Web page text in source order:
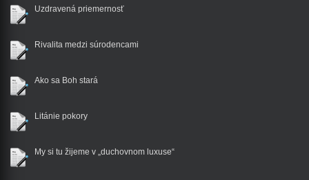
Uzdravená priemernosť
Rivalita medzi súrodencami
Ako sa Boh stará
Litánie pokory
My si tu žijeme v „duchovnom luxuse“